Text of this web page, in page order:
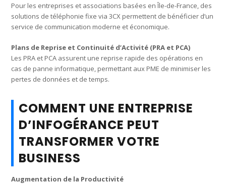
Pour les entreprises et associations basées en Île-de-France, des
solutions de téléphonie fixe via 3CX permettent de bénéficier d’un
service de communication moderne et économique.
Plans de Reprise et Continuité d’Activité (PRA et PCA)
Les PRA et PCA assurent une reprise rapide des opérations en
cas de panne informatique, permettant aux PME de minimiser les
pertes de données et de temps.
COMMENT UNE ENTREPRISE
D’INFOGÉRANCE PEUT
TRANSFORMER VOTRE
BUSINESS
Augmentation de la Productivité